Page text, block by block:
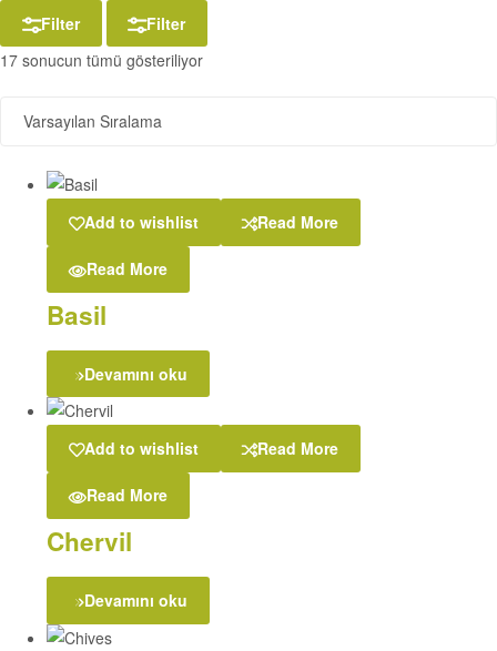
Filter
Filter
17 sonucun tümü gösteriliyor
Add to wishlist Read More
Read More
Basil
Devamını oku
Add to wishlist Read More
Read More
Chervil
Devamını oku